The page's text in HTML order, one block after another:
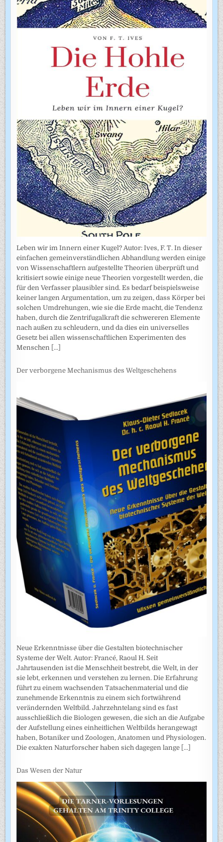
Leben wir im Innern einer Kugel? Autor: Ives, F. T. In dieser
einfachen gemeinverständlichen Abhandlung werden einige
von Wissenschaftlern aufgestellte Theorien überprüft und
kritisiert sowie einige neue Theorien vorgestellt werden, die
für den Verfasser plausibler sind. Es bedarf beispielsweise
keiner langen Argumentation, um zu zeigen, dass Körper bei
solchen Umdrehungen, wie sie die Erde macht, die Tendenz
haben, durch die Zentrifugalkraft die schwereren Elemente
nach außen zu schleudern, und da dies ein universelles
Gesetz bei allen wissenschaftlichen Experimenten des
Menschen [...]
Der verborgene Mechanismus des Weltgeschehens
Neue Erkenntnisse über die Gestalten biotechnischer
Systeme der Welt. Autor: Francé, Raoul H. Seit
Jahrtausenden ist die Menschheit bestrebt, die Welt, in der
sie lebt, erkennen und verstehen zu lernen. Die Erfahrung
führt zu einem wachsenden Tatsachenmaterial und die
zunehmende Erkenntnis zu einem sich fortwährend
verändernden Weltbild. Jahrzehntelang sind es fast
ausschließlich die Biologen gewesen, die sich an die Aufgabe
der Aufstellung eines einheitlichen Weltbilds herangewagt
haben, Botaniker und Zoologen, Anatomen und Physiologen.
Die exakten Naturforscher haben sich dagegen lange [...]
Das Wesen der Natur